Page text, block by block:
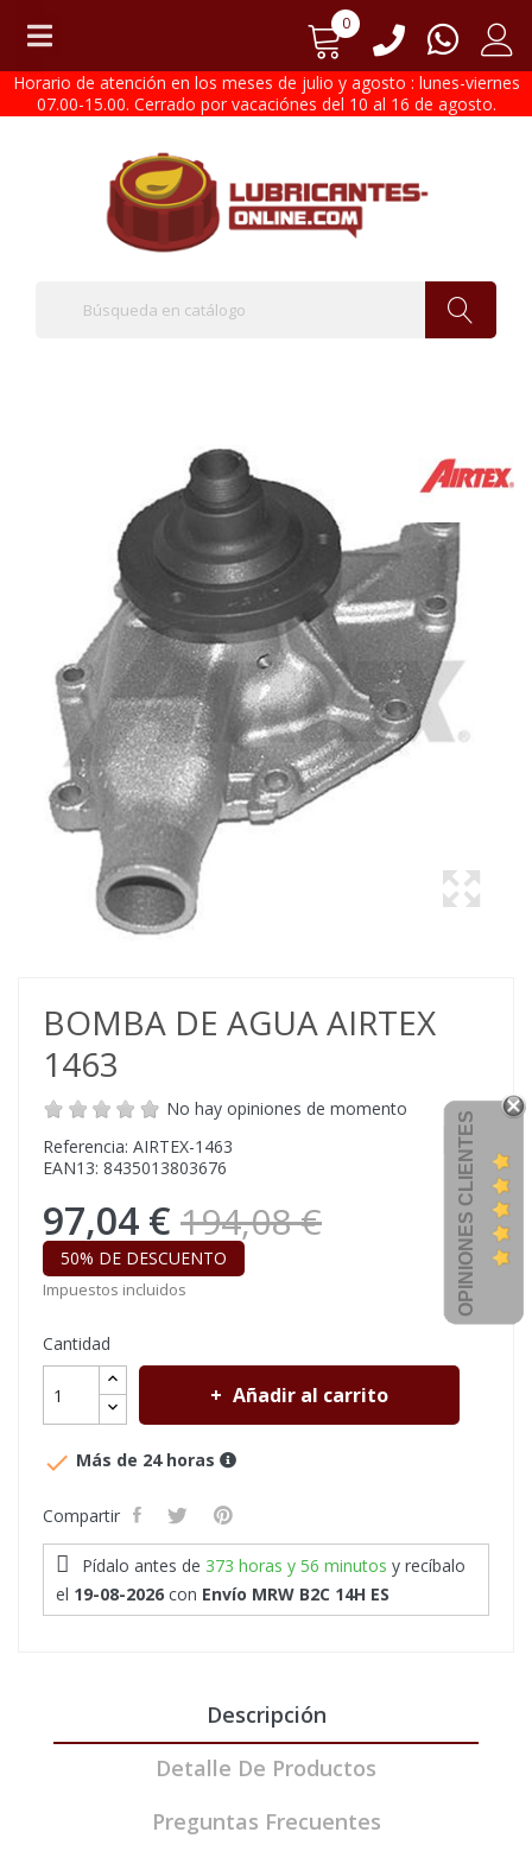
0
Horario de atención en los meses de julio y agosto : lunes-viernes
07.00-15.00. Cerrado por vacaciónes del 10 al 16 de agosto.
BOMBA DE AGUA AIRTEX
1463
No hay opiniones de momento
Referencia: AIRTEX-1463
EAN13: 8435013803676
97,04 € 194,08 €
50% DE DESCUENTO
Impuestos incluidos
Cantidad
Añadir al carrito
 Más de 24 horas
Compartir
Pídalo antes de 373 horas y 56 minutos y recíbalo
el 19-08-2026 con Envío MRW B2C 14H ES
Descripción
Detalle De Productos
Preguntas Frecuentes
OPINIONES CLIENTES